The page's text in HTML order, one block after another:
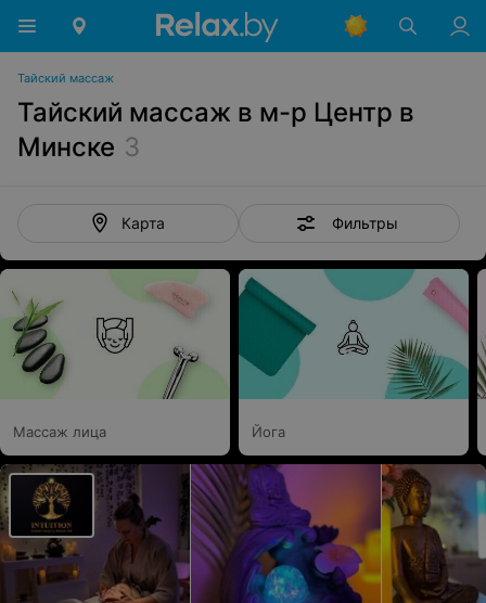
Тайский массаж
Тайский массаж в м-р Центр в
Минске 3
Карта Фильтры
Массаж лица Йога